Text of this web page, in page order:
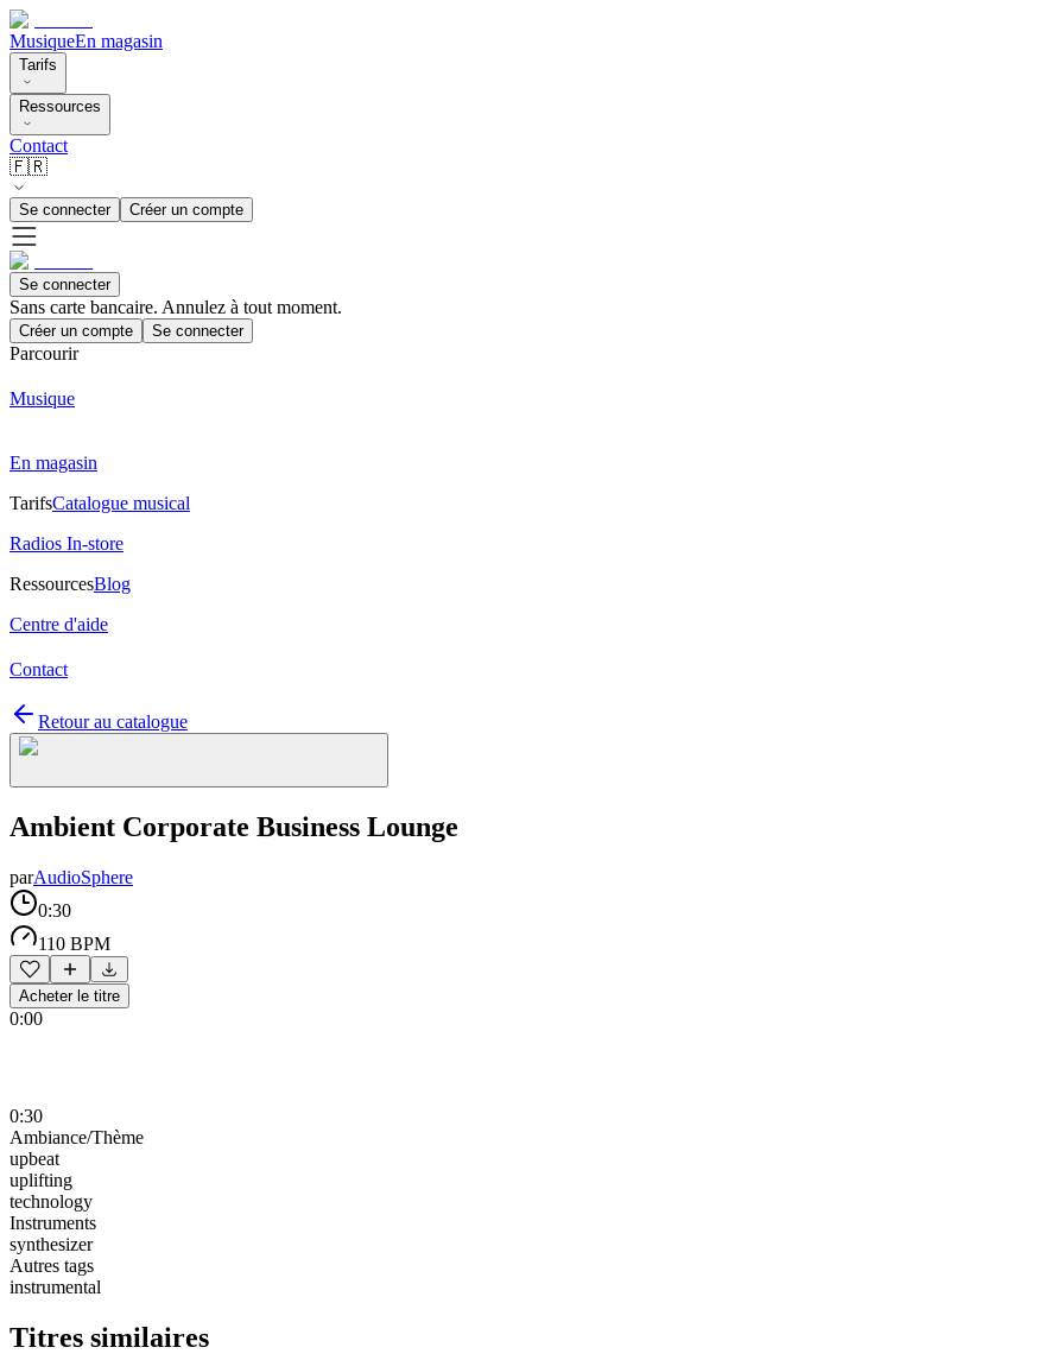
MusiqueEn magasin
Tarifs
Ressources
Contact
🇫🇷
Se connecter Créer un compte
Se connecter
Sans carte bancaire. Annulez à tout moment.
Créer un compte Se connecter
Parcourir
Musique
En magasin
TarifsCatalogue musical
Radios In-store
RessourcesBlog
Centre d'aide
Contact
Retour au catalogue
Ambient Corporate Business Lounge
parAudioSphere
0:30
110 BPM
Acheter le titre
0:00
0:30
Ambiance/Thème
upbeat
uplifting
technology
Instruments
synthesizer
Autres tags
instrumental
Titres similaires